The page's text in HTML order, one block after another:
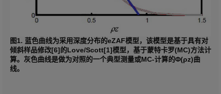
图1. 蓝色曲线为采用深度分布的eZAF模型，该模型是基于具有对
倾斜样品修改[6]的Love/Scott[1]模型，基于蒙特卡罗(MC)方法计
算。灰色曲线是做为对照的一个典型测量或MC-计算的Φ(ρz)曲
线。